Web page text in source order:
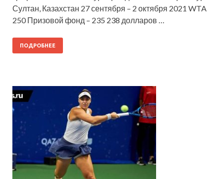
Султан, Казахстан 27 сентября – 2 октября 2021 WTA
250 Призовой фонд – 235 238 долларов …
ПОДРОБНЕЕ